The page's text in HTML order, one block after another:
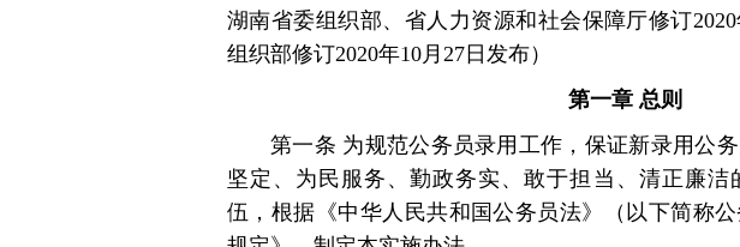
湖南省委组织部、省人力资源和社会保障厅修订
组织部修订2020年10月27日发布）
第一章 总则
第一条 为规范公务员录用工作，保证新录用公
坚定、为民服务、勤政务实、敢于担当、清正廉洁
伍，根据《中华人民共和国公务员法》（以下简称